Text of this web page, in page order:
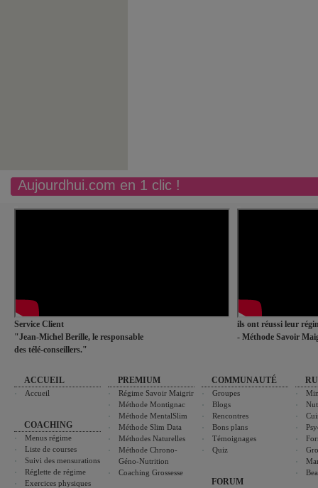
Aujourdhui.com en 1 clic !
Service Client
"Jean-Michel Berille, le responsable
des télé-conseillers."
ils ont réussi leur
- Méthode Savoir
ACCUEIL
Accueil
COACHING
Menus régime
Liste de courses
Suivi des mensurations
Réglette de régime
Exercices physiques
PREMIUM
Régime Savoir Maigrir
Méthode Montignac
Méthode MentalSlim
Méthode Slim Data
Méthodes Naturelles
Méthode Chrono-
Géno-Nutrition
Coaching Grossesse
COMMUNAUTÉ
Groupes
Blogs
Rencontres
Bons plans
Témoignages
Quiz
FORUM